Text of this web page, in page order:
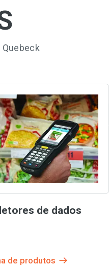
de dados
de produtos